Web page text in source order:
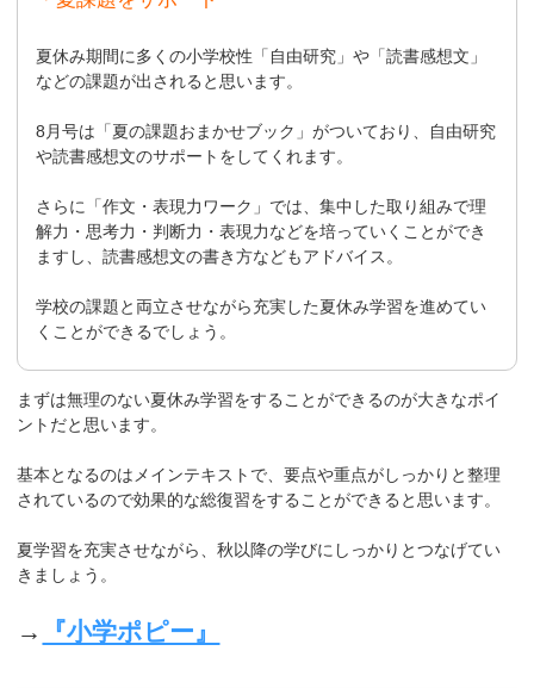
夏休み期間に多くの小学校性「自由研究」や「読書感想文」
などの課題が出されると思います。
8月号は「夏の課題おまかせブック」がついており、自由研究
や読書感想文のサポートをしてくれます。
さらに「作文・表現力ワーク」では、集中した取り組みで理
解力・思考力・判断力・表現力などを培っていくことができ
ますし、読書感想文の書き方などもアドバイス。
学校の課題と両立させながら充実した夏休み学習を進めてい
くことができるでしょう。
まずは無理のない夏休み学習をすることができるのが大きなポイ
ントだと思います。
基本となるのはメインテキストで、要点や重点がしっかりと整理
されているので効果的な総復習をすることができると思います。
夏学習を充実させながら、秋以降の学びにしっかりとつなげてい
きましょう。
→ 『小学ポピー』